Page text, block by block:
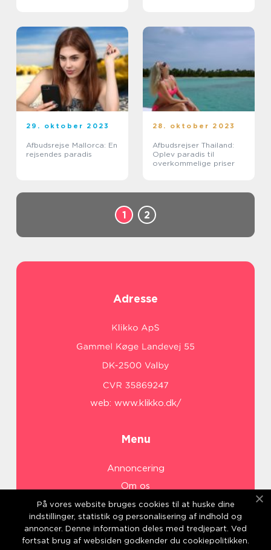
29. oktober 2023
Afbudsrejse Mallorca: En
rejsendes paradis
28. oktober 2023
Afbudsrejser Thailand:
Oplev paradis til
overkommelige priser
1 2
Adresse
web: www.klikko.dk/
Menu
Annoncering
Om os
Cookies
Kontakt os
Sitemap
På vores website bruges cookies til at huske dine
indstillinger, statistik og personalisering af indhold og
annoncer. Denne information deles med tredjepart. Ved
fortsat brug af websiden godkender du cookiepolitikken.